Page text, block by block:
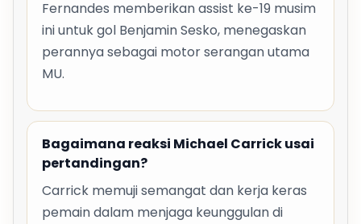
Fernandes memberikan assist ke-19 musim
ini untuk gol Benjamin Sesko, menegaskan
perannya sebagai motor serangan utama
MU.
Bagaimana reaksi Michael Carrick usai
pertandingan?
Carrick memuji semangat dan kerja keras
pemain dalam menjaga keunggulan di